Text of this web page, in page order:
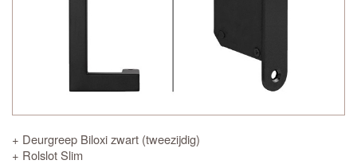
+ Deurgreep Biloxi zwart (tweezijdig)
+ Rolslot Slim